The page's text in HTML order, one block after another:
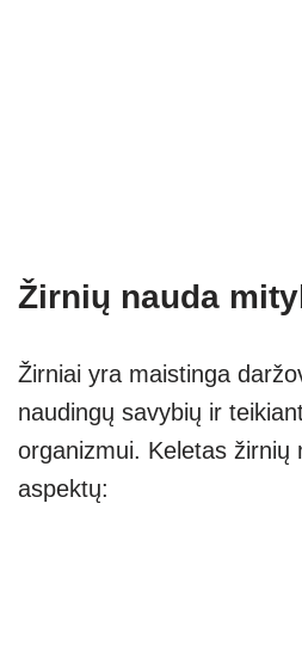
Žirnių nauda
Žirniai yra maistinga
naudingų savybių ir
organizmui. Keletas žirnių
aspektų: